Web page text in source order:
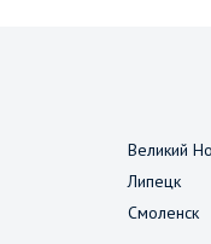
Великий
Липецк
Смоленск